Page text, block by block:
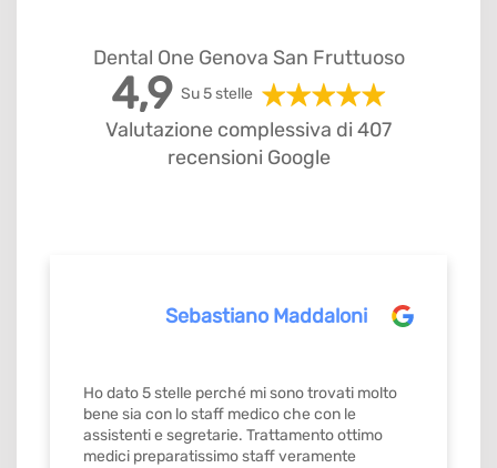
Dental One Genova San Fruttuoso
4,9 Su 5 stelle
Valutazione complessiva di 407
recensioni Google
Sebastiano Maddaloni
Ho dato 5 stelle perché mi sono trovati molto
bene sia con lo staff medico che con le
assistenti e segretarie. Trattamento ottimo
medici preparatissimo staff veramente